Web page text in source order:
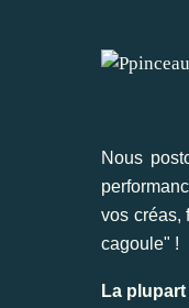
Nous
vos créas,
cagoule" !
La